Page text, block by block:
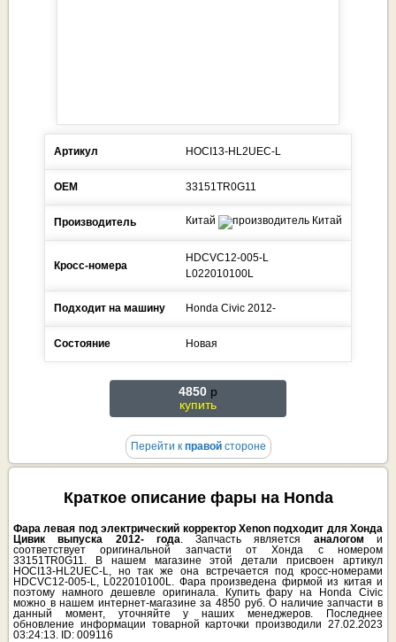
Артикул HOCI13-HL2UEC-L
ОЕМ 33151TR0G11
Производитель Китай
Кросс-номера
HDCVC12-005-L
L022010100L
Подходит на машину Honda Civic 2012-
Состояние Новая
4850 p
купить
Перейти к правойстороне
Краткое описание фары на Honda
Фара левая под электрический корректор Xenon подходит для Хонда
Цивик выпуска 2012- года. Запчасть является аналогом и
соответствует оригинальной запчасти от Хонда с номером
33151TR0G11. В нашем магазине этой детали присвоен артикул
HOCI13-HL2UEC-L, но так же она встречается под кросс-номерами
HDCVC12-005-L, L022010100L. Фара произведена фирмой из китая и
поэтому намного дешевле оригинала. Купить фару на Honda Civic
можно в нашем интернет-магазине за 4850 руб. О наличие запчасти в
данный момент, уточняйте у наших менеджеров. Последнее
обновление информации товарной карточки производили 27.02.2023
03:24:13. ID: 009116